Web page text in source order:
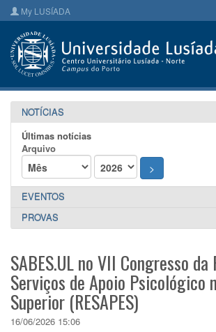
My LUSÍADA
NOTÍCIAS
Últimas notícias
Arquivo
>
EVENTOS
PROVAS
SABES.UL no VII Congresso da
Serviços de Apoio Psicológico
Superior (RESAPES)
16/06/2026 15:06